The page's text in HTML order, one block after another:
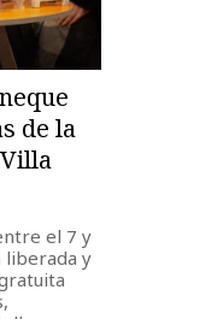
de la
el 7 y
liberada y